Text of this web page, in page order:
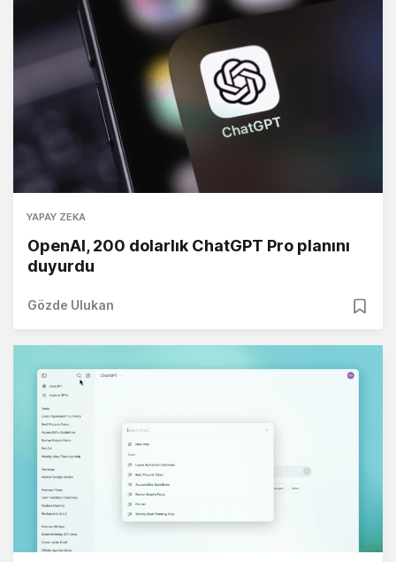
YAPAY ZEKA
OpenAI, 200 dolarlık ChatGPT Pro planını
duyurdu
Gözde Ulukan